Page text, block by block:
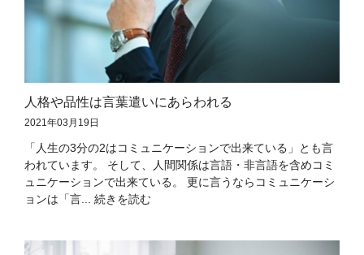
人格や品性は言葉遣いにあらわれる
2021年03月19日
「人生の3分の2はコミュニケーションで出来ている」とも言
われています。 そして、人間関係は言語・非言語を含めコミ
ュニケーションで出来ている。 更に言うならコミュニケーシ
ョンは「言... 続きを読む